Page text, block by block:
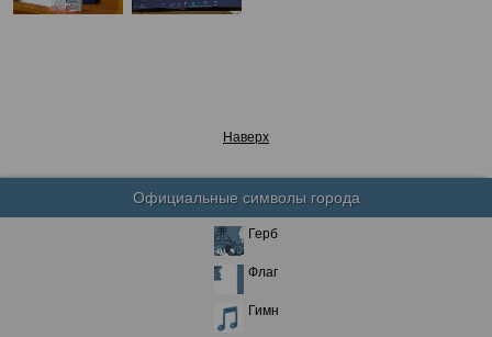
Наверх
Официальные символы города
Герб
Флаг
Гимн